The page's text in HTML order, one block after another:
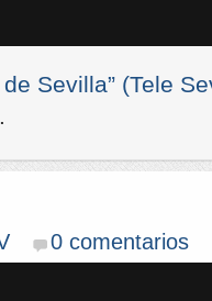
Sevilla” (Tele
.
0 comentarios